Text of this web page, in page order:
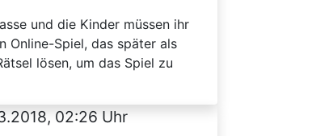
und die Kinder müssen ihr
Online-Spiel, das später als
lösen, um das Spiel zu
02:26 Uhr